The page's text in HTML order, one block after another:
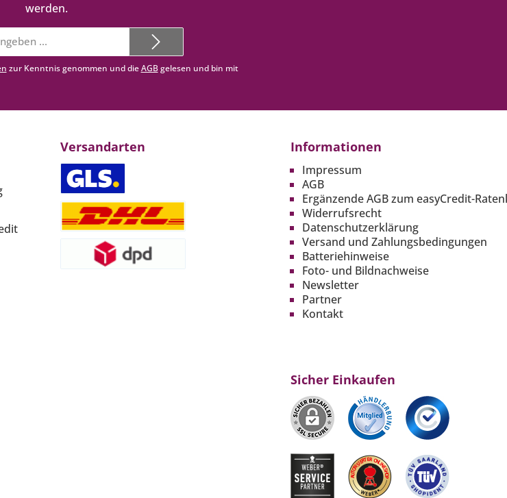
werden.
Mail-
Adresse*
zur Kenntnis genommen und dieAGBgelesen und bin mit
Versandarten Informationen
Impressum
AGB
Ergänzende AGB zum easyCredit-
Widerrufsrecht
Datenschutzerklärung
Versand und Zahlungsbedingungen
Batteriehinweise
Foto- und Bildnachweise
Newsletter
Partner
Kontakt
Sicher Einkaufen